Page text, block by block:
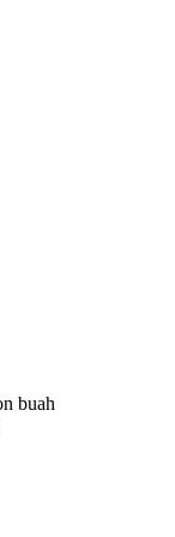
buah